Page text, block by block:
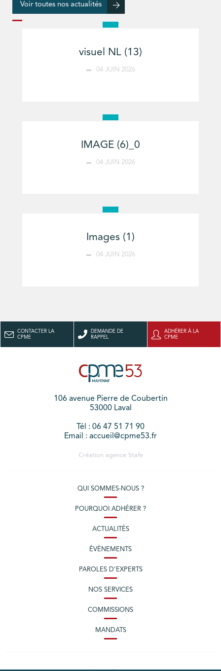
Voir toutes nos actualités
visuel NL (13)
04 JUIN 2026
IMAGE (6)_0
04 JUIN 2026
Images (1)
04 JUIN 2026
CONTACTER LA
CPME
DEMANDE DE
RAPPEL
ADHÉRER À LA
CPME
106 avenue Pierre de Coubertin
53000 Laval
Tél : 06 47 51 71 90
Email : accueil@cpme53.fr
Création agence Stafe
QUI SOMMES-NOUS ?
POURQUOI ADHÉRER ?
ACTUALITÉS
ÉVÈNEMENTS
PAROLES D’EXPERTS
NOS SERVICES
COMMISSIONS
MANDATS